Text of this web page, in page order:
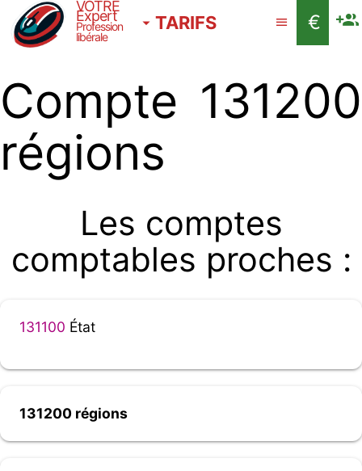
VOTRE
Expert
Profession
libérale
TARIFS €
Compte 131200
régions
Les comptes
comptables proches :
131100 État
131200 régions